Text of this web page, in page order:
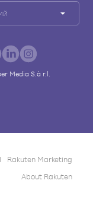
Media S.à r.l.
Rakuten Marketing
About Rakuten